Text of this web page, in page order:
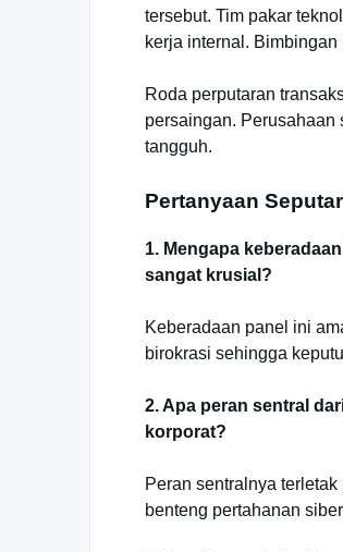
tersebut. Tim pakar
kerja internal.
Roda perputaran
persaingan. Perusahaan
tangguh.
Pertanyaan
1. Mengapa
sangat krusial?
Keberadaan panel ini
birokrasi sehingga
2. Apa peran sentral
korporat?
Peran sentralnya
benteng pertahanan